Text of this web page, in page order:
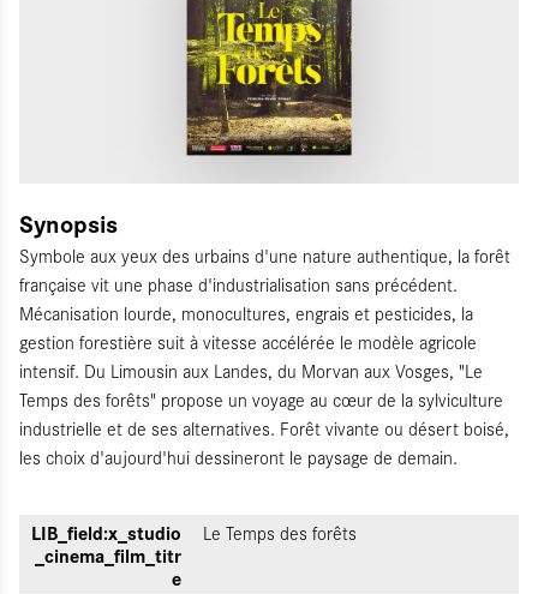
Synopsis
Symbole aux yeux des urbains d'une nature authentique, la forêt
française vit une phase d'industrialisation sans précédent.
Mécanisation lourde, monocultures, engrais et pesticides, la
gestion forestière suit à vitesse accélérée le modèle agricole
intensif. Du Limousin aux Landes, du Morvan aux Vosges, "Le
Temps des forêts" propose un voyage au cœur de la sylviculture
industrielle et de ses alternatives. Forêt vivante ou désert boisé,
les choix d'aujourd'hui dessineront le paysage de demain.
LIB_field:x_studio
_cinema_film_titr
e
Le Temps des forêts